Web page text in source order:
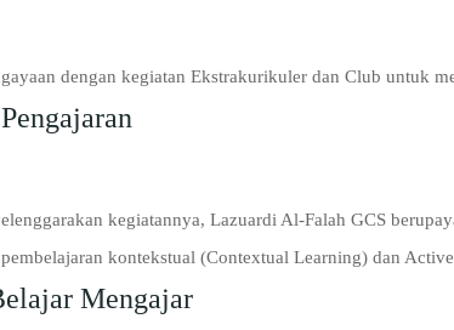
dengan kegiatan Ekstrakurikuler dan Club untuk
kegiatannya, Lazuardi Al-Falah GCS
kontekstual (Contextual Learning) dan
Mengajar